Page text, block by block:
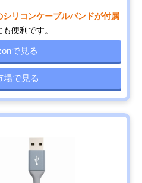
リコンケーブルバンドが付属
便利です。
で見る
場で見る